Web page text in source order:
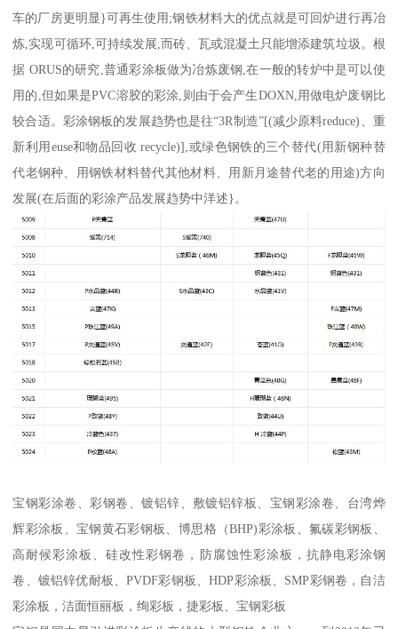
车的厂房更明显}可再生使用;钢铁材料大的优点就是可回炉进行再冶
炼,实现可循环,可持续发展,而砖、瓦或混凝土只能增添建筑垃圾。根
据 ORUS的研究,普通彩涂板做为冶炼废钢,在一般的转炉中是可以使
用的,但如果是PVC溶胶的彩涂,则由于会产生DOXN,用做电炉废钢比
较合适。彩涂钢板的发展趋势也是往“3R制造”[(减少原料reduce)、重
新利用euse和物品回收 recycle)],或绿色钢铁的三个替代(用新钢种替
代老钢种、用钢铁材料替代其他材料、用新月途替代老的用途)方向
发展(在后面的彩涂产品发展趋势中洋述}。
宝钢彩涂卷、彩钢卷、镀铝锌、敷镀铝锌板、宝钢彩涂卷、台湾烨
辉彩涂板、宝钢黄石彩钢板、博思格（BHP)彩涂板、氟碳彩钢板、
高耐候彩涂板、硅改性彩钢卷，防腐蚀性彩涂板，抗静电彩涂钢
卷、镀铝锌优耐板、PVDF彩钢板、HDP彩涂板、SMP彩钢卷，自洁
彩涂板，洁面恒丽板，绚彩板，捷彩板、宝钢彩板